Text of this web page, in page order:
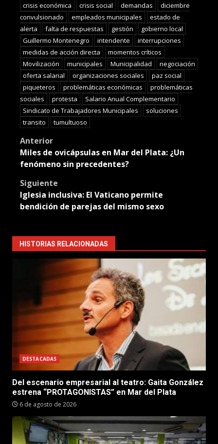
crisis económica
crisis social demandas
diciembre
convulsionado
empleados municipales
estado de
alerta
falta de respuestas gestión
gobierno local
Guillermo Montenegro
intendente
interrupciones
medidas de acción directa
momentos críticos
Movilización
municipales Municipalidad
negociación
oferta salarial
organizaciones sociales
paz social
piqueteros
problemáticas económicas
problemáticas
sociales
protesta
Salario Anual Complementario
Sindicato de Trabajadores Municipales
soluciones
transito
tumultuoso
Post
navigation
Anterior
Miles de ovicápsulas en Mar del Plata: ¿Un
fenómeno sin precedentes?
Siguiente
Iglesia inclusiva: El Vaticano permite
bendición de parejas del mismo sexo
HISTORIAS RELACIONADAS
DESTACADAS
Del escenario empresarial al teatro: Gaita González
estrena “PROTAGONISTAS” en Mar del Plata
6 de agosto de 2026